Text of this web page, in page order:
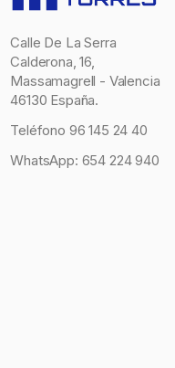
Calle De La Serra
Calderona, 16,
Massamagrell - Valencia
46130 España.
Teléfono 96 145 24 40
WhatsApp: 654 224 940